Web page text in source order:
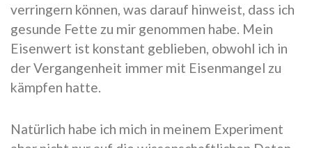
verringern können, was darauf hinweist, dass ich
gesunde Fette zu mir genommen habe. Mein
Eisenwert ist konstant geblieben, obwohl ich in
der Vergangenheit immer mit Eisenmangel zu
kämpfen hatte.
Natürlich habe ich mich in meinem Experiment